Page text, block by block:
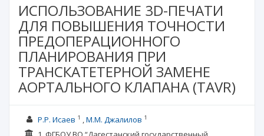
ИСПОЛЬЗОВАНИЕ 3D-ПЕЧАТИ
ДЛЯ ПОВЫШЕНИЯ ТОЧНОСТИ
ПРЕДОПЕРАЦИОННОГО
ПЛАНИРОВАНИЯ ПРИ
ТРАНСКАТЕТЕРНОЙ ЗАМЕНЕ
АОРТАЛЬНОГО КЛАПАНА (TAVR)
Р.Р. Исаев 1 М.М. Джалилов 1